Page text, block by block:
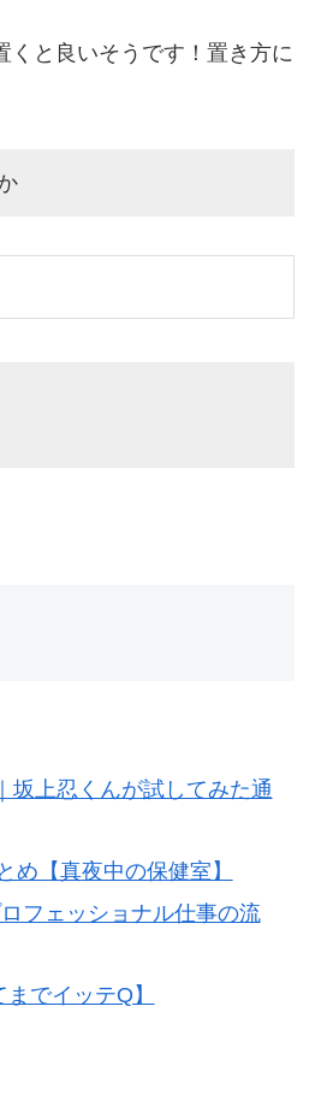
くと良いそうです！置き方に
坂上忍くんが試してみた通
【真夜中の保健室】
フェッショナル仕事の流
でイッテQ】